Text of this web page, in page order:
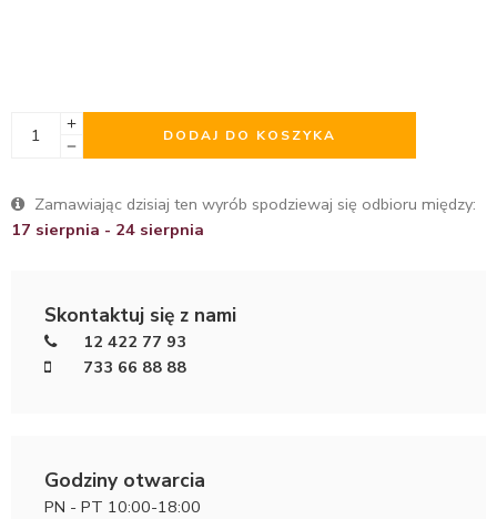
DODAJ DO KOSZYKA
Zamawiając dzisiaj ten wyrób spodziewaj się odbioru między:
17 sierpnia - 24 sierpnia
Skontaktuj się z nami
12 422 77 93
733 66 88 88
Godziny otwarcia
PN - PT 10:00-18:00